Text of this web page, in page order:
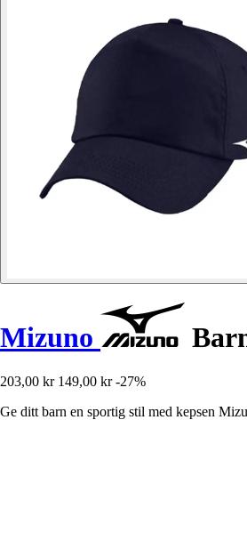
Mizuno
203,00 kr 149,00 kr -27%
Ge ditt barn en sportig stil med kepsen